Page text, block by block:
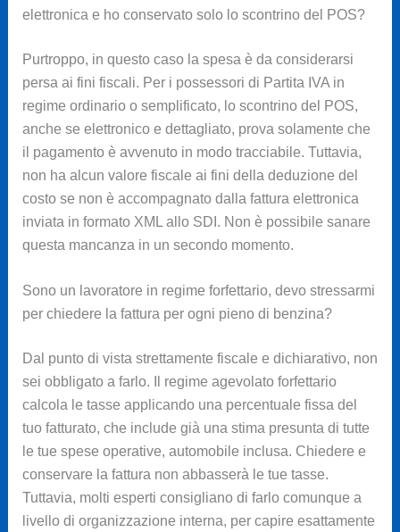
elettronica e ho conservato solo lo scontrino del POS?
Purtroppo, in questo caso la spesa è da considerarsi
persa ai fini fiscali. Per i possessori di Partita IVA in
regime ordinario o semplificato, lo scontrino del POS,
anche se elettronico e dettagliato, prova solamente che
il pagamento è avvenuto in modo tracciabile. Tuttavia,
non ha alcun valore fiscale ai fini della deduzione del
costo se non è accompagnato dalla fattura elettronica
inviata in formato XML allo SDI. Non è possibile sanare
questa mancanza in un secondo momento.
Sono un lavoratore in regime forfettario, devo stressarmi
per chiedere la fattura per ogni pieno di benzina?
Dal punto di vista strettamente fiscale e dichiarativo, non
sei obbligato a farlo. Il regime agevolato forfettario
calcola le tasse applicando una percentuale fissa del
tuo fatturato, che include già una stima presunta di tutte
le tue spese operative, automobile inclusa. Chiedere e
conservare la fattura non abbasserà le tue tasse.
Tuttavia, molti esperti consigliano di farlo comunque a
livello di organizzazione interna, per capire esattamente